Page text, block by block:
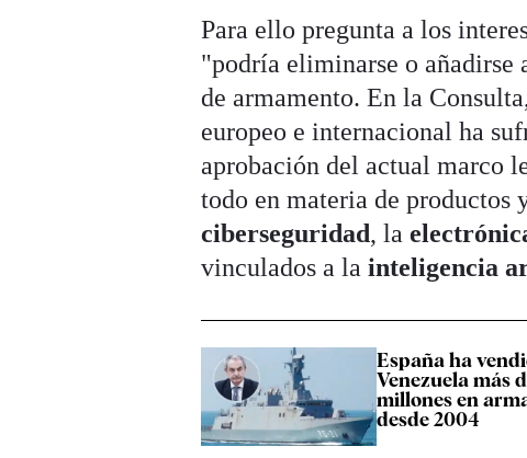
Para ello pregunta a los
"podría eliminarse o añadirse
de armamento. En la
europeo e internacional ha
aprobación del actual marco
todo en materia de productos
ciberseguridad, la
vinculados a lainteligencia
España ha
Venezuela más
millones en
desde 2004